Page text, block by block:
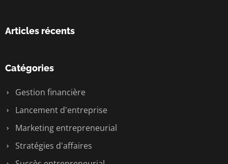
Articles récents
Catégories
Gestion financière
Lancement d'entreprise
Marketing entrepreneurial
Stratégies d'affaires